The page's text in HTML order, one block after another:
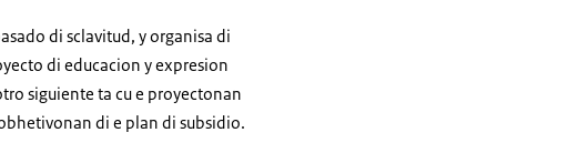
di sclavitud, y organisa di
di educacion y expresion
siguiente ta cu e proyectonan
di e plan di subsidio.